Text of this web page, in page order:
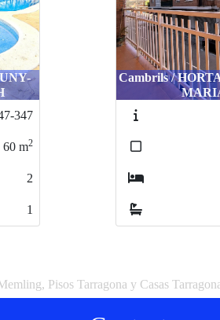
347
60 m2
2
1
Cambrils /
Pisos Tarragona y Casas